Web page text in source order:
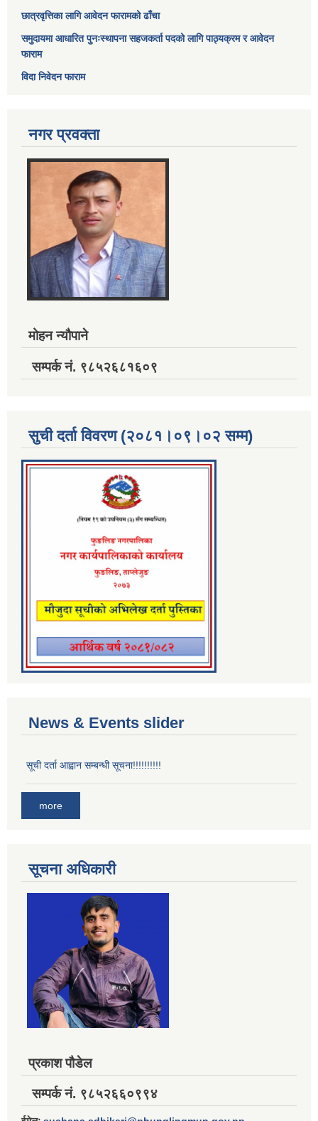
छात्रवृत्तिका लागि आवेदन फारामको ढाँचा
समुदायमा आधारित पुनःस्थापना सहजकर्ता पदको लागि पाठ्यक्रम र आवेदन
फाराम
विदा निवेदन फाराम
नगर प्रवक्ता
मोहन न्यौपाने
सम्पर्क नं. ९८५२६८१६०९
सुची दर्ता विवरण (२०८१।०९।०२ सम्म)
News & Events slider
सूची दर्ता आह्वान सम्बन्धी सूचना!!!!!!!!!!
more
सूचना अधिकारी
प्रकाश पौडेल
सम्पर्क नं. ९८५२६६०९९४